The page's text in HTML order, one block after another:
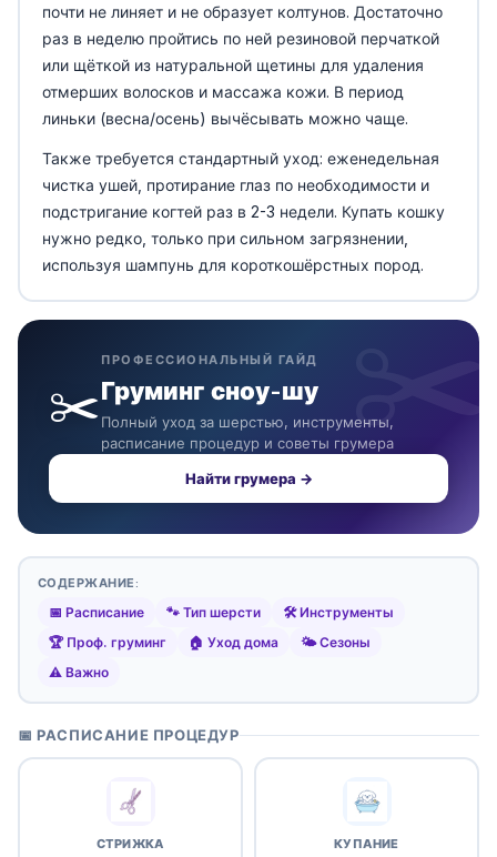
почти не линяет и не образует колтунов. Достаточно
раз в неделю пройтись по ней резиновой перчаткой
или щёткой из натуральной щетины для удаления
отмерших волосков и массажа кожи. В период
линьки (весна/осень) вычёсывать можно чаще.
Также требуется стандартный уход: еженедельная
чистка ушей, протирание глаз по необходимости и
подстригание когтей раз в 2-3 недели. Купать кошку
нужно редко, только при сильном загрязнении,
используя шампунь для короткошёрстных пород.
✂️
ПРОФЕССИОНАЛЬНЫЙ ГАЙД
Груминг сноу-шу
Полный уход за шерстью, инструменты,
расписание процедур и советы грумера
Найти грумера →
СОДЕРЖАНИЕ:
📅 Расписание 🐾 Тип шерсти
🛠️ Инструменты
🏆 Проф. груминг
🏠 Уход дома
🌤️ Сезоны
⚠️ Важно
📅 РАСПИСАНИЕ ПРОЦЕДУР
СТРИЖКА КУПАНИЕ